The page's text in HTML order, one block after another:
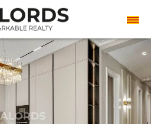
LES NOSTRES PROPIETATS DE PRESTIGI EN VENDA